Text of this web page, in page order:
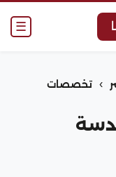
☰
›
تخصصات